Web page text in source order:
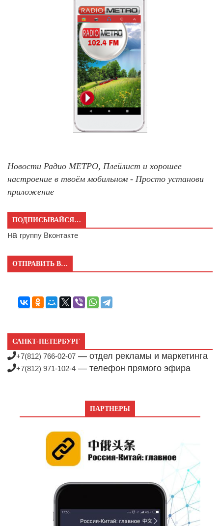
Новости Радио МЕТРО, Плейлист и хорошее
настроение в твоём мобильном - Просто установи
приложение
ПОДПИСЫВАЙСЯ…
на группу Вконтакте
ОТПРАВИТЬ В…
САНКТ-ПЕТЕРБУРГ
+7(812) 766-02-07 — отдел рекламы и маркетинга
+7(812) 971-102-4 — телефон прямого эфира
ПАРТНЕРЫ